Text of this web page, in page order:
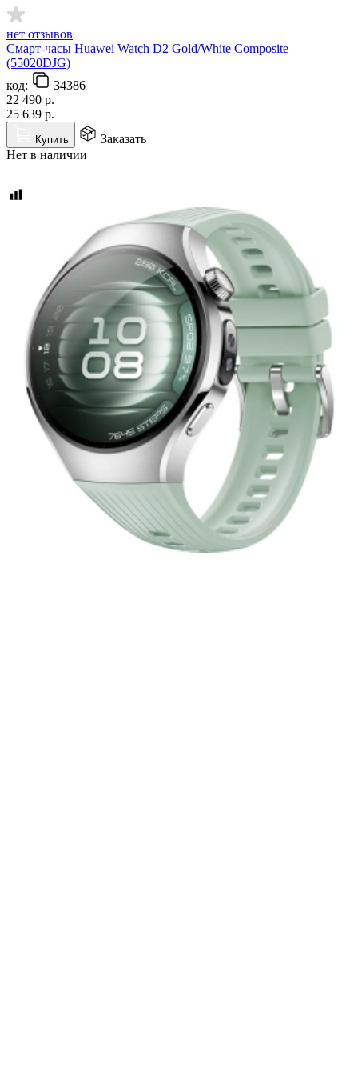
нет отзывов
Смарт-часы Huawei Watch D2 Gold/White Composite
(55020DJG)
код:
34386
22 490 р.
25 639 р.
Купить
Заказать
Нет в наличии